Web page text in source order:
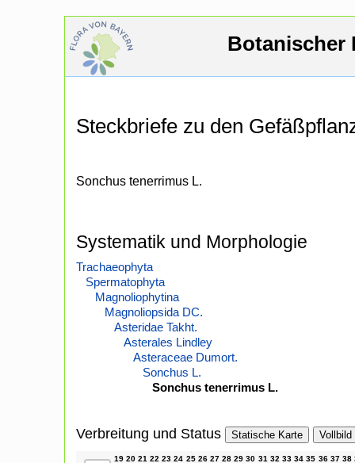
Botanischer
Steckbriefe zu den
Sonchus tenerrimus L.
Systematik und Morphologie
Trachaeophyta
Spermatophyta
Magnoliophytina
Magnoliopsida DC.
Asteridae Takht.
Asterales Lindley
Asteraceae Dumort.
Sonchus L.
Sonchus tenerrimus L.
Verbreitung und Status Statische Karte Vollbild